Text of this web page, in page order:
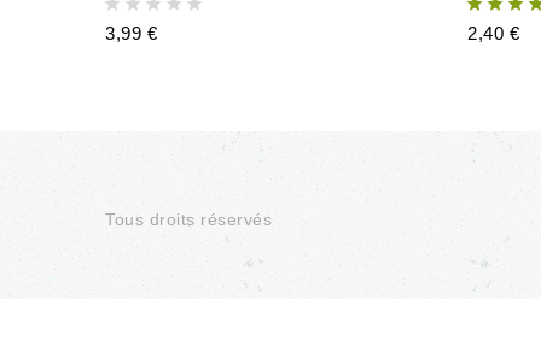
3,99 € 2,40 €
Tous droits réservés